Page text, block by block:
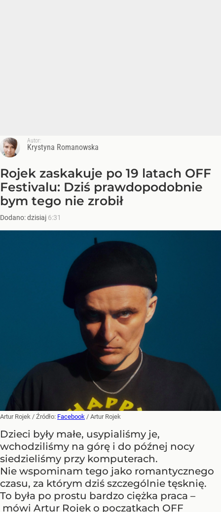
Autor:
Krystyna Romanowska
Rojek zaskakuje po 19 latach OFF
Festivalu: Dziś prawdopodobnie
bym tego nie zrobił
Dodano:dzisiaj 6:31
Artur Rojek / Źródło: Facebook / Artur Rojek
Dzieci były małe, usypialiśmy je,
wchodziliśmy na górę i do późnej nocy
siedzieliśmy przy komputerach.
Nie wspominam tego jako romantycznego
czasu, za którym dziś szczególnie tęsknię.
To była po prostu bardzo ciężka praca –
mówi Artur Rojek o początkach OFF